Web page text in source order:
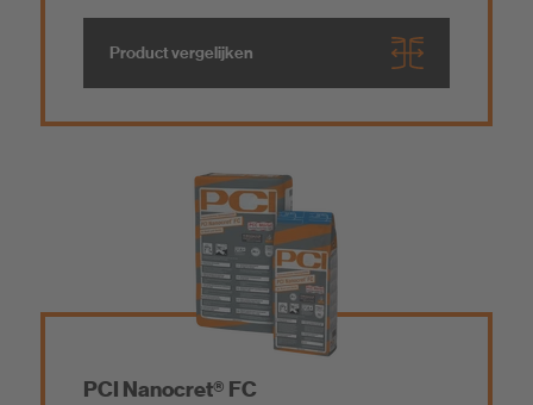
Product vergelijken
PCI Nanocret® FC